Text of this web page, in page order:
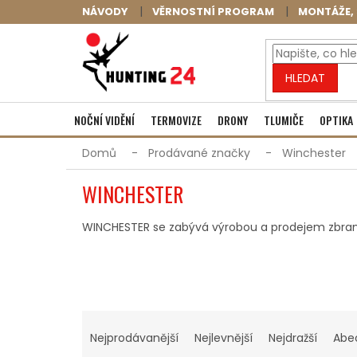
na
NÁVODY VĚRNOSTNÍ PROGRAM MONTÁŽE,
HLEDAT
NOČNÍ VIDĚNÍ TERMOVIZE DRONY TLUMIČE OPTIKA
Domů Prodávané značky Winchester
WINCHESTER
WINCHESTER se zabývá výrobou a prodejem
Nejprodávanější Nejlevnější Nejdražší